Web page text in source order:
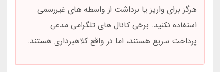
هرگز برای واریز یا برداشت از واسطه های غیررسمی
استفاده نکنید. برخی کانال های تلگرامی مدعی
پرداخت سریع هستند، اما در واقع کلاهبرداری هستند.